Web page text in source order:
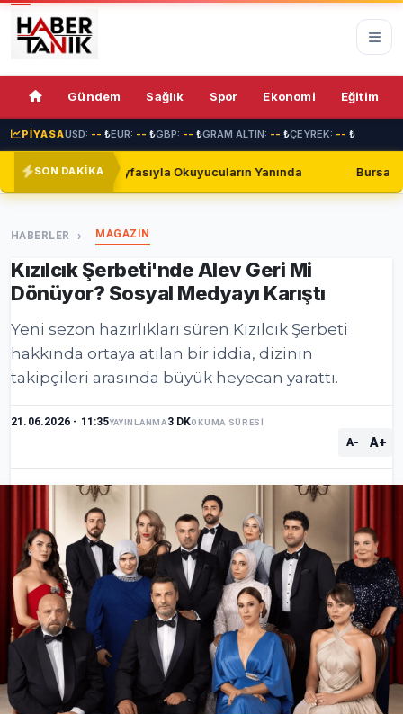
Gündem Sağlık Spor Ekonomi Eğitim
PİYASAUSD: -- ₺EUR: -- ₺GBP: -- ₺GRAM ALTIN: -- ₺ÇEYREK: -- ₺
SON DAKİKA
Okuyucuların Yanında Bursaspor, Shakhtar
77%
HABERLER MAGAZİN
Kızılcık Şerbeti'nde Alev Geri Mi
Dönüyor? Sosyal Medyayı Karıştı
Yeni sezon hazırlıkları süren Kızılcık Şerbeti
hakkında ortaya atılan bir iddia, dizinin
takipçileri arasında büyük heyecan yarattı.
21.06.2026 - 11:35YAYINLANMA3 DKOKUMA SÜRESİ
A- A+